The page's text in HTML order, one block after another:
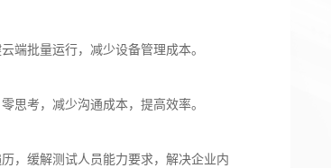
端批量运行，减少设备管理成本。
思考，减少沟通成本，提高效率。
，缓解测试人员能力要求，解决企业内